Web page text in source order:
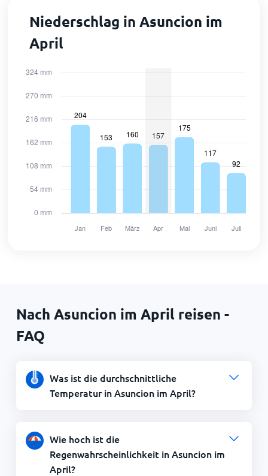
Niederschlag in Asuncion im
April
Nach Asuncion im April reisen -
FAQ
Was ist die durchschnittliche
Temperatur in Asuncion im April?
Wie hoch ist die
Regenwahrscheinlichkeit in Asuncion im
April?